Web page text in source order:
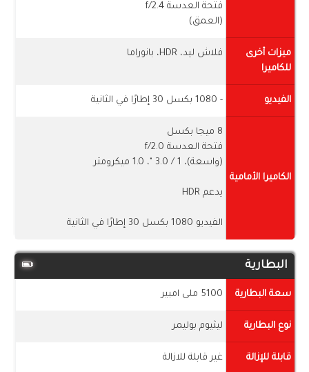
فتحة العدسة f/2.4
(العمق)
ميزات أخرى
للكاميرا
فلاش ليد، HDR، بانوراما
الفيديو - 1080 بكسل 30 إطارًا في الثانية
الكاميرا الأمامية
8 ميجا بكسل
فتحة العدسة f/2.0
(واسعة)، 1 / ​​3.0 "، 1.0 ميكرومتر
يدعم HDR
الفيديو 1080 بكسل 30 إطارًا في الثانية
البطارية
سعة البطارية 5100 ملى امبير
نوع البطارية ليثيوم بوليمر
قابلة للإزالة غير قابلة للازالة